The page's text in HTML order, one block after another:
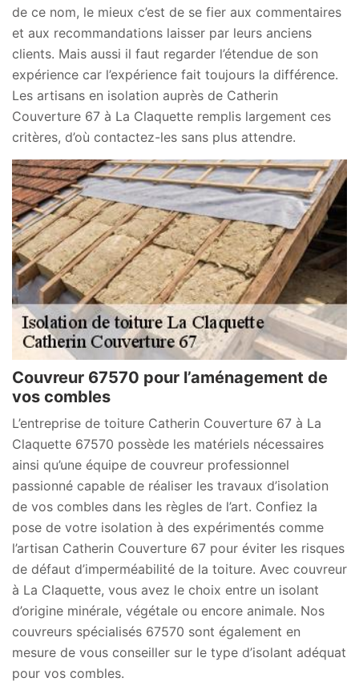
de ce nom, le mieux c’est de se fier aux commentaires
et aux recommandations laisser par leurs anciens
clients. Mais aussi il faut regarder l’étendue de son
expérience car l’expérience fait toujours la différence.
Les artisans en isolation auprès de Catherin
Couverture 67 à La Claquette remplis largement ces
critères, d’où contactez-les sans plus attendre.
Couvreur 67570 pour l’aménagement de
vos combles
L’entreprise de toiture Catherin Couverture 67 à La
Claquette 67570 possède les matériels nécessaires
ainsi qu’une équipe de couvreur professionnel
passionné capable de réaliser les travaux d’isolation
de vos combles dans les règles de l’art. Confiez la
pose de votre isolation à des expérimentés comme
l’artisan Catherin Couverture 67 pour éviter les risques
de défaut d’imperméabilité de la toiture. Avec couvreur
à La Claquette, vous avez le choix entre un isolant
d’origine minérale, végétale ou encore animale. Nos
couvreurs spécialisés 67570 sont également en
mesure de vous conseiller sur le type d’isolant adéquat
pour vos combles.